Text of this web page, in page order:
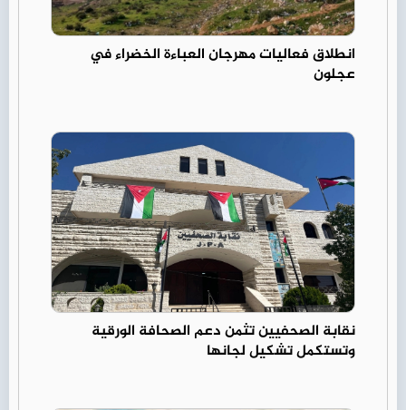
انطلاق فعاليات مهرجان العباءة الخضراء في
عجلون
نقابة الصحفيين تثمن دعم الصحافة الورقية
وتستكمل تشكيل لجانها